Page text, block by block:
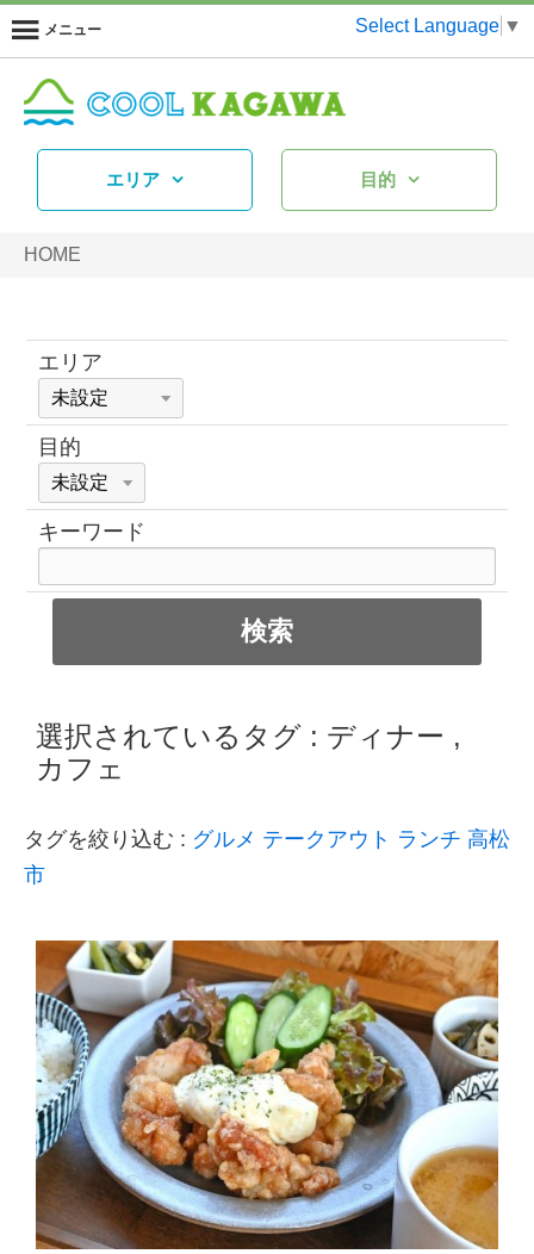
メニュー Select Language ▼
エリア 目的
HOME
エリア
目的
キーワード
選択されているタグ : ディナー ,
カフェ
タグを絞り込む : グルメ テークアウト ランチ 高松
市